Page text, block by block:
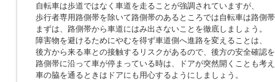
自転車は歩道ではなく車道を走ることが強調されていますが、
歩行者専用路側帯を除いて路側帯のあるところでは自転車は路側
まずは、路側帯から車道にはみ出さないことを徹底しましょう。
障害物を避けるためにやむを得ず車道側へ進路を変えることは、
後方から来る車との接触するリスクがあるので、後方の安全確認
路側帯に沿って車が停まっている時は、ドアが突然開くことも考
車の脇を通るときはドアにも用心するようにしましょう。